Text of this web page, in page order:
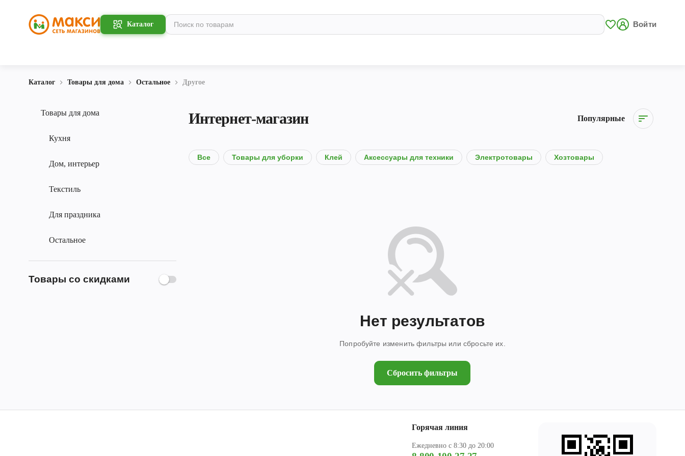
Каталог Войти
Каталог Товары для дома Остальное Другое
Товары для дома
Кухня
Дом, интерьер
Текстиль
Для праздника
Остальное
Товары со скидками
Интернет-магазин Популярные
Все Товары для уборки Клей Аксессуары для техники Электротовары Хозтовары
Нет результатов
Попробуйте изменить фильтры или сбросьте их.
Сбросить фильтры
Горячая линия
Ежедневно с 8:30 до 20:00